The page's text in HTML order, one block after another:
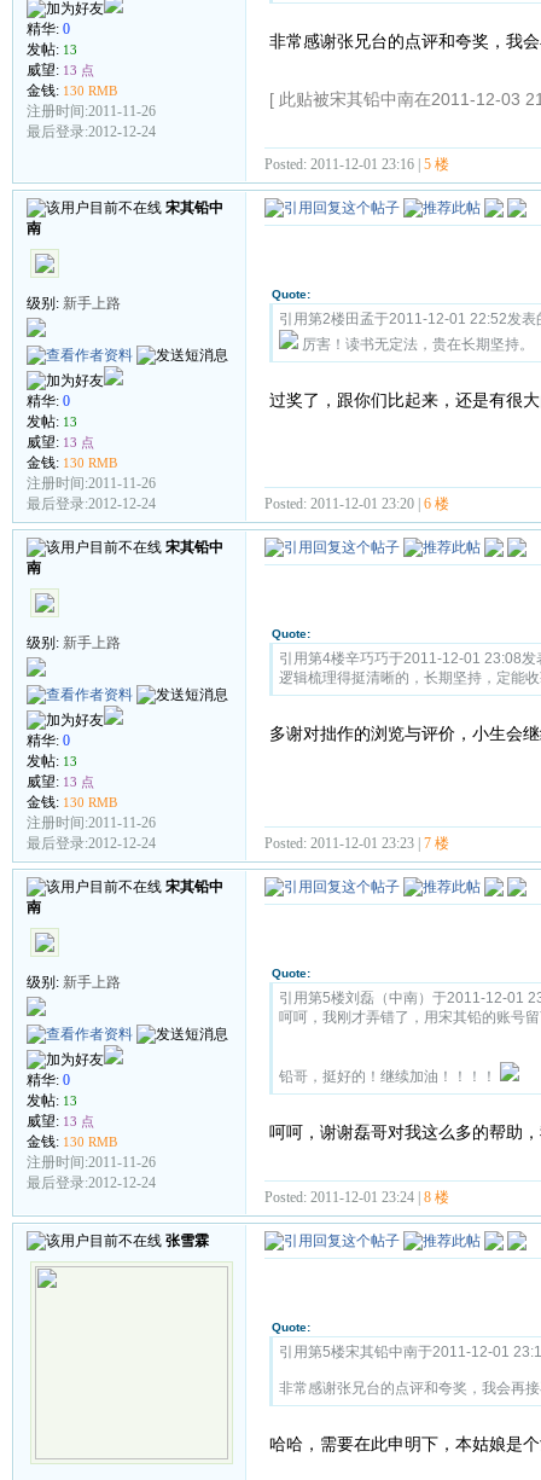
精华: 0
发帖: 13
威望: 13 点
金钱: 130 RMB
注册时间:2011-11-26
最后登录:2012-12-24
非常感谢张兄台的点评和夸奖，我
[ 此贴被宋其铅中南在2011-12-03
Posted: 2011-12-01 23:16 | 5 楼
宋其铅中
南
级别: 新手上路
精华: 0
发帖: 13
威望: 13 点
金钱: 130 RMB
注册时间:2011-11-26
最后登录:2012-12-24
Quote:
引用第2楼田孟于2011-12-01 22:52发表
厉害！读书无定法，贵在长期坚持。
过奖了，跟你们比起来，还是有很大
Posted: 2011-12-01 23:20 | 6 楼
宋其铅中
南
级别: 新手上路
精华: 0
发帖: 13
威望: 13 点
金钱: 130 RMB
注册时间:2011-11-26
最后登录:2012-12-24
Quote:
引用第4楼辛巧巧于2011-12-01 23:08发
逻辑梳理得挺清晰的，长期坚持，定能
多谢对拙作的浏览与评价，小生会
Posted: 2011-12-01 23:23 | 7 楼
宋其铅中
南
级别: 新手上路
精华: 0
发帖: 13
威望: 13 点
金钱: 130 RMB
注册时间:2011-11-26
最后登录:2012-12-24
Quote:
引用第5楼刘磊（中南）于2011-12-01
呵呵，我刚才弄错了，用宋其铅的账号
铅哥，挺好的！继续加油！！！！
呵呵，谢谢磊哥对我这么多的帮助
Posted: 2011-12-01 23:24 | 8 楼
张雪霖
Quote:
引用第5楼宋其铅中南于2011-12-01
非常感谢张兄台的点评和夸奖，我会再
哈哈，需要在此申明下，本姑娘是